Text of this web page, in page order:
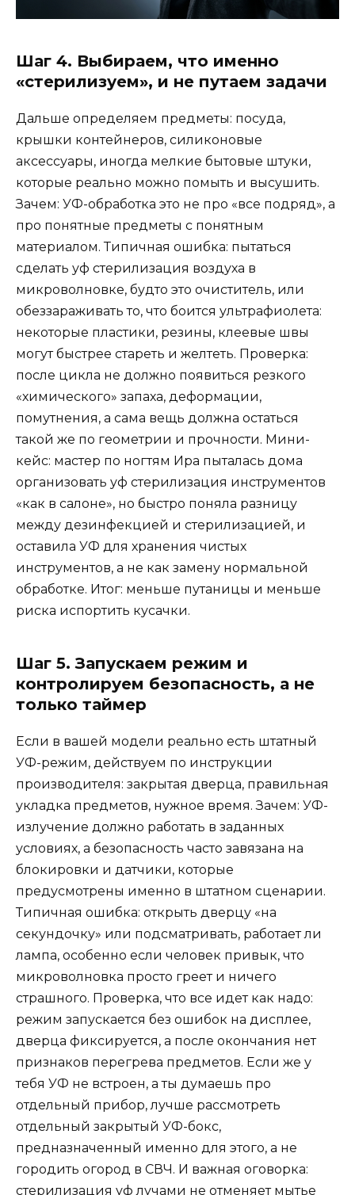
Шаг 4. Выбираем, что именно
«стерилизуем», и не путаем задачи
Дальше определяем предметы: посуда,
крышки контейнеров, силиконовые
аксессуары, иногда мелкие бытовые штуки,
которые реально можно помыть и высушить.
Зачем: УФ-обработка это не про «все подряд», а
про понятные предметы с понятным
материалом. Типичная ошибка: пытаться
сделать уф стерилизация воздуха в
микроволновке, будто это очиститель, или
обеззараживать то, что боится ультрафиолета:
некоторые пластики, резины, клеевые швы
могут быстрее стареть и желтеть. Проверка:
после цикла не должно появиться резкого
«химического» запаха, деформации,
помутнения, а сама вещь должна остаться
такой же по геометрии и прочности. Мини-
кейс: мастер по ногтям Ира пыталась дома
организовать уф стерилизация инструментов
«как в салоне», но быстро поняла разницу
между дезинфекцией и стерилизацией, и
оставила УФ для хранения чистых
инструментов, а не как замену нормальной
обработке. Итог: меньше путаницы и меньше
риска испортить кусачки.
Шаг 5. Запускаем режим и
контролируем безопасность, а не
только таймер
Если в вашей модели реально есть штатный
УФ-режим, действуем по инструкции
производителя: закрытая дверца, правильная
укладка предметов, нужное время. Зачем: УФ-
излучение должно работать в заданных
условиях, а безопасность часто завязана на
блокировки и датчики, которые
предусмотрены именно в штатном сценарии.
Типичная ошибка: открыть дверцу «на
секундочку» или подсматривать, работает ли
лампа, особенно если человек привык, что
микроволновка просто греет и ничего
страшного. Проверка, что все идет как надо:
режим запускается без ошибок на дисплее,
дверца фиксируется, а после окончания нет
признаков перегрева предметов. Если же у
тебя УФ не встроен, а ты думаешь про
отдельный прибор, лучше рассмотреть
отдельный закрытый УФ-бокс,
предназначенный именно для этого, а не
городить огород в СВЧ. И важная оговорка:
стерилизация уф лучами не отменяет мытье